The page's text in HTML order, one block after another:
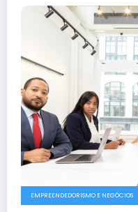
EMPREENDEDORISMO E NEGÓCIOS